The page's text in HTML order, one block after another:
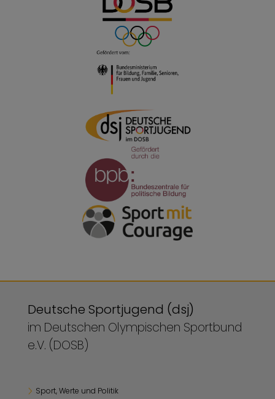
Deutsche Sportjugend (dsj)
im Deutschen Olympischen Sportbund
e.V. (DOSB)
Sport, Werte und Politik